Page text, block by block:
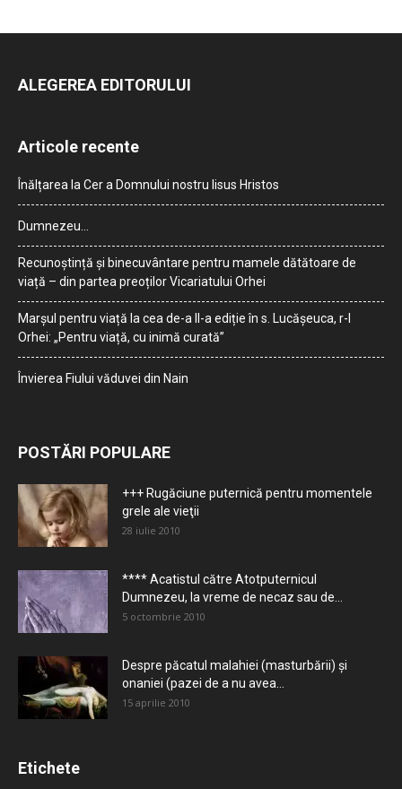
ALEGEREA EDITORULUI
Articole recente
Înălțarea la Cer a Domnului nostru Iisus Hristos
Dumnezeu…
Recunoștință și binecuvântare pentru mamele dătătoare de
viață – din partea preoților Vicariatului Orhei
Marșul pentru viață la cea de-a II-a ediție în s. Lucășeuca, r-l
Orhei: „Pentru viață, cu inimă curată”
Învierea Fiului văduvei din Nain
POSTĂRI POPULARE
+++ Rugăciune puternică pentru momentele
grele ale vieţii
28 iulie 2010
**** Acatistul către Atotputernicul
Dumnezeu, la vreme de necaz sau de...
5 octombrie 2010
Despre păcatul malahiei (masturbării) şi
onaniei (pazei de a nu avea...
15 aprilie 2010
Etichete